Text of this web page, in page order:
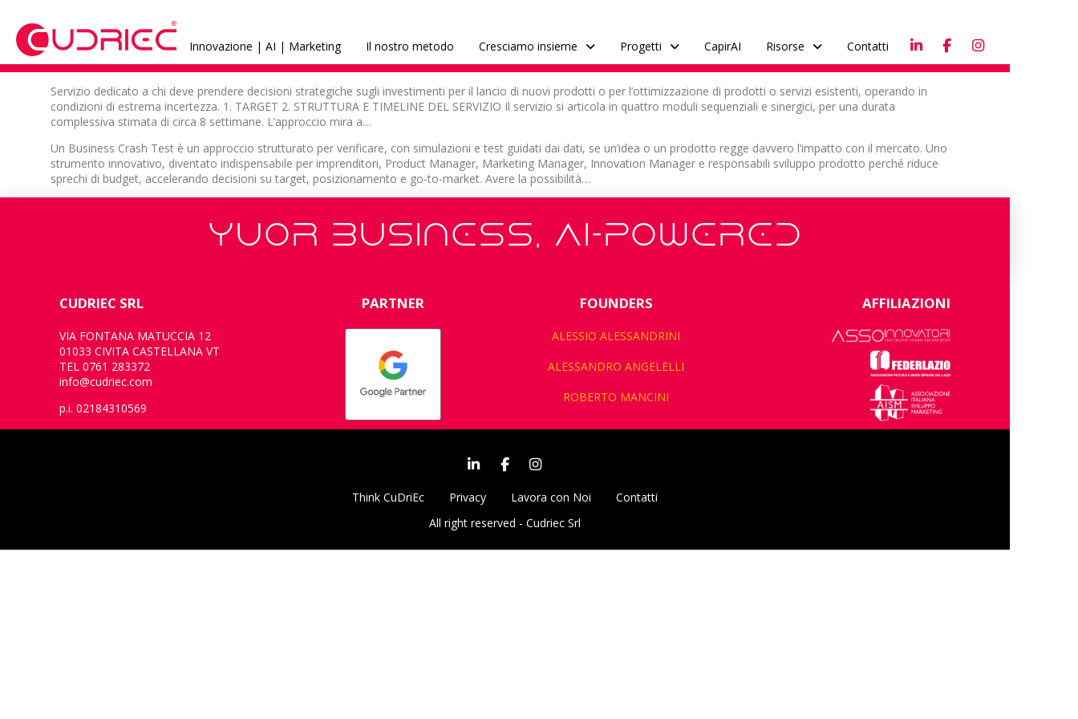
Innovazione | AI | Marketing Il nostro metodo Cresciamo insieme Progetti CapirAI Risorse Contatti
Servizio dedicato a chi deve prendere decisioni strategiche sugli investimenti per il lancio di nuovi prodotti o per l’ottimizzazione di prodotti o servizi esistenti, operando in
condizioni di estrema incertezza. 1. TARGET 2. STRUTTURA E TIMELINE DEL SERVIZIO Il servizio si articola in quattro moduli sequenziali e sinergici, per una durata
complessiva stimata di circa 8 settimane. L’approccio mira a…
Un Business Crash Test è un approccio strutturato per verificare, con simulazioni e test guidati dai dati, se un’idea o un prodotto regge davvero l’impatto con il mercato. Uno
strumento innovativo, diventato indispensabile per imprenditori, Product Manager, Marketing Manager, Innovation Manager e responsabili sviluppo prodotto perché riduce
sprechi di budget, accelerando decisioni su target, posizionamento e go-to-market. Avere la possibilità…
YUOR BUSINESS, AI-POWERED
CUDRIEC SRL
VIA FONTANA MATUCCIA 12
01033 CIVITA CASTELLANA VT
TEL 0761 283372
info@cudriec.com
p.i. 02184310569
PARTNER FOUNDERS
ALESSIO ALESSANDRINI
ALESSANDRO ANGELELLI
ROBERTO MANCINI
AFFILIAZIONI
Think CuDriEc Privacy Lavora con Noi
Contatti
All right reserved - Cudriec Srl